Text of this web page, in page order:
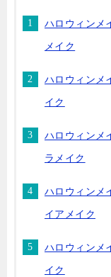
ハロウィンメ
メイク
ハロウィンメ
イク
ハロウィンメ
ラメイク
ハロウィンメ
イアメイク
ハロウィンメ
イク